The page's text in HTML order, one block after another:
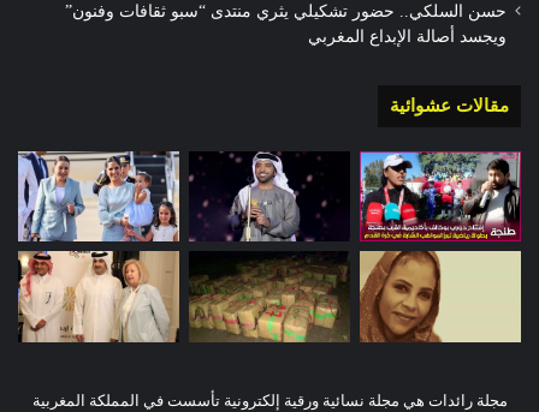
حسن السلكي.. حضور تشكيلي يثري منتدى “سبو ثقافات وفنون”
ويجسد أصالة الإبداع المغربي
مقالات عشوائية
مجلة رائدات هي مجلة نسائية ورقية إلكترونية تأسست في المملكة المغربية